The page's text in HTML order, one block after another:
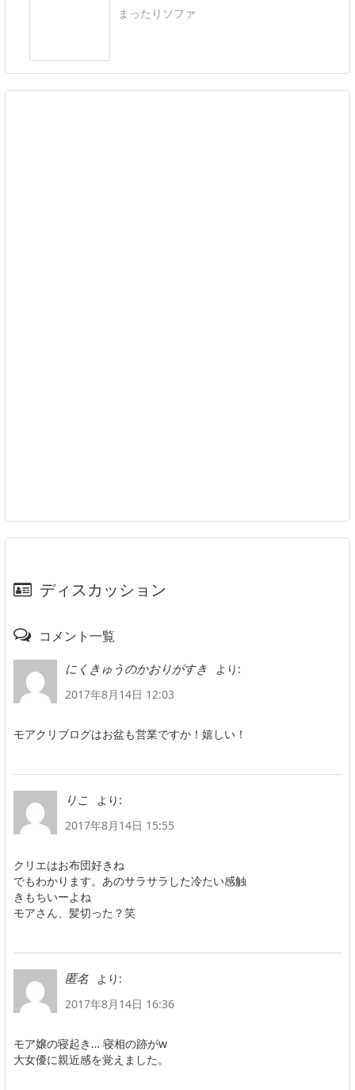
まったりソファ
ディスカッション
コメント一覧
にくきゅうのかおりがすき
より:
2017年8月14日 12:03
モアクリブログはお盆も営業ですか！嬉しい！
りこ
より:
2017年8月14日 15:55
クリエはお布団好きね
でもわかります。あのサラサラした冷たい感触
きもちいーよね
モアさん、髪切った？笑
匿名
より:
2017年8月14日 16:36
モア嬢の寝起き… 寝相の跡がw
大女優に親近感を覚えました。